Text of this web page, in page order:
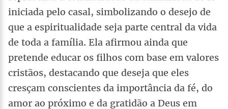
iniciada pelo casal, simbolizando o desejo de
que a espiritualidade seja parte central da vida
de toda a família. Ela afirmou ainda que
pretende educar os filhos com base em valores
cristãos, destacando que deseja que eles
cresçam conscientes da importância da fé, do
amor ao próximo e da gratidão a Deus em